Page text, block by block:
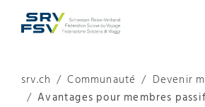
srv.ch Communauté
Devenir
Avantages pour membres